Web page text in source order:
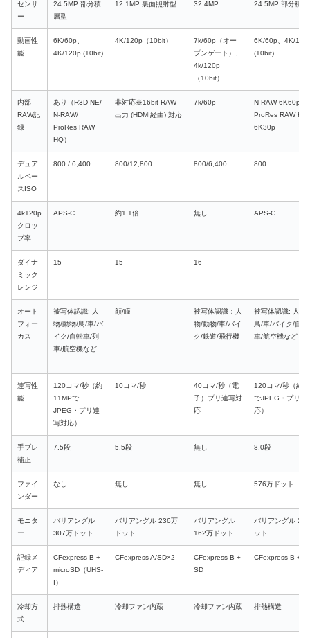
センサ
ー
24.5MP 部分積
層型
12.1MP 裏面照射型 32.4MP 24.5MP 部分積層
動画性
能
6K/60p、
4K/120p (10bit)
4K/120p（10bit）
7k/60p（オー
プンゲート）、
4k/120p
（10bit）
6K/60p、4K/
(10bit)
内部
RAW記
録
あり（R3D NE/
N-RAW/
ProRes RAW
HQ）
非対応※16bit RAW
出力 (HDMI経由) 対応
7k/60p
N‑RAW 6K60p／
ProRes RAW HQ
6K30p
デュア
ルベー
スISO
800 / 6,400 800/12,800 800/6,400 800
4k120p
クロッ
プ率
APS-C 約1.1倍 無し APS-C
ダイナ
ミック
レンジ
15 15 16
オート
フォー
カス
被写体認識: 人
物/動物/鳥/車/バ
イク/自転車/列
車/航空機など
顔/瞳
被写体認識：人
物/動物/車/バイ
ク/鉄道/飛行機
被写体認識: 人物/
鳥/車/バイク/自
車/航空機など
連写性
能
120コマ/秒（約
11MPで
JPEG・プリ連
写対応）
10コマ/秒
40コマ/秒（電
子）プリ連写対
応
120コマ/秒（約
でJPEG・プリ連
応）
手ブレ
補正
7.5段 5.5段 無し 8.0段
ファイ
ンダー
なし 無し 無し 576万ドット
モニタ
ー
バリアングル
307万ドット
バリアングル 236万
ドット
バリアングル
162万ドット
バリアングル
ット
記録メ
ディア
CFexpress B +
microSD（UHS-
I）
CFexpress A/SD×2
CFexpress B +
SD
CFexpress B +
冷却方
式
排熱構造 冷却ファン内蔵 冷却ファン内蔵 排熱構造